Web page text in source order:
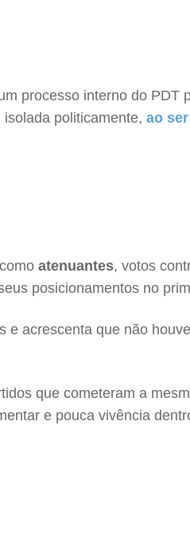
processo interno do PDT
politicamente, ao
atenuantes, votos
posicionamentos no
acrescenta que não
que cometeram a
e pouca vivência